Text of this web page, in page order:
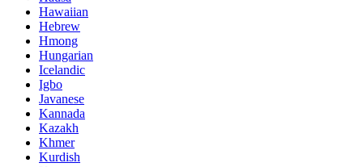
Hawaiian
Hebrew
Hmong
Hungarian
Icelandic
Igbo
Javanese
Kannada
Kazakh
Khmer
Kurdish